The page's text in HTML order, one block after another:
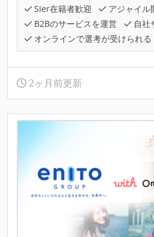
SIer在籍者歓迎
アジャイル
B2Bのサービスを運営
自社
オンラインで選考が受けられる
2ヶ月前更新